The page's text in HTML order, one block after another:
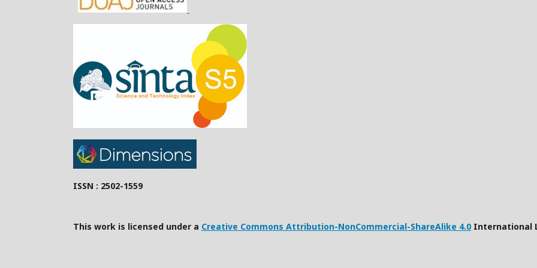
ISSN : 2502-1559
This work is licensed under a Creative Commons Attribution-NonCommercial-ShareAlike 4.0 International